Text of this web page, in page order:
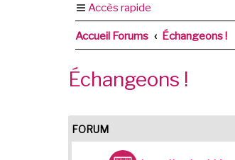
Accès rapide
Accueil Forums Échangeons !
Échangeons !
FORUM